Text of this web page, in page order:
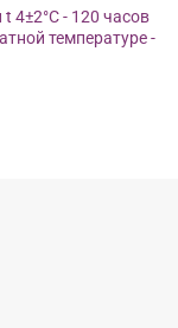
t 4±2°С - 120 часов
температуре -